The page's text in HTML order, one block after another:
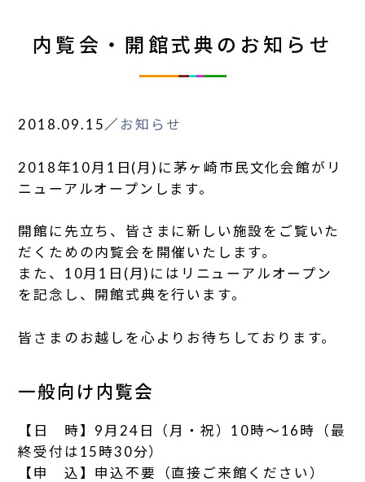
内覧会・開館式典のお知らせ
2018.09.15／ お知らせ
2018年10月1日(月)に茅ヶ崎市民文化会館がリ
ニューアルオープンします。
開館に先立ち、皆さまに新しい施設をご覧いた
だくための内覧会を開催いたします。
また、10月1日(月)にはリニューアルオープン
を記念し、開館式典を行います。
皆さまのお越しを心よりお待ちしております。
一般向け内覧会
【日 時】9月24日（月・祝）10時～16時（最
終受付は15時30分）
【申 込】申込不要（直接ご来館ください）